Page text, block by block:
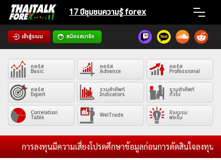
Skip
content
17 ปีชุมชนความรู้ forex
เข้าสู่ระบบ สมัครสมาชิก
Home
News
Articles
VPS Register
คอร์ส
Basic
คอร์ส
Advance
คอร์ส
Professional
คอร์ส
Expert
รวมคำศัพท์
Indicators
รวมคำศัพท์
ทั่วไป
Correlation
Table WelTrade กิจกรรม
ฟอรั่ม
การลงทุนมีความเสี่ยงโปรดศึกษาข้อมูลก่อนการตัดสินใจลงทุน แ